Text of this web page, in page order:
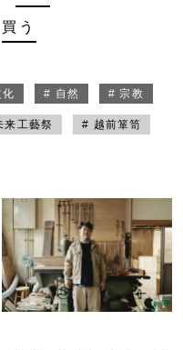
買う
# 自然 # 宗教
来工藝祭 # 越前箪笥